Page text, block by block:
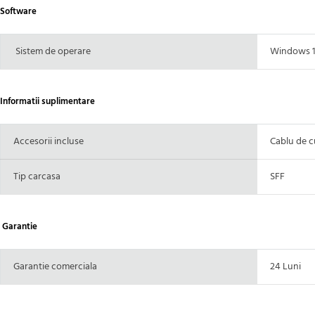
Software
Sistem de operare Windows
Informatii suplimentare
Accesorii incluse Cablu de
Tip carcasa SFF
Garantie
Garantie comerciala 24 Luni